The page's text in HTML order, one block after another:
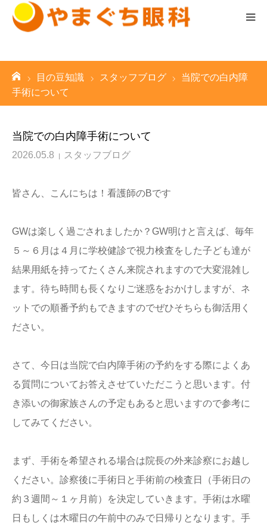
診察時間はこちら ▼
ム 目の豆知識 スタッフブログ
当院での白内障
手術について
当院での白内障手術について
2026.05.8 スタッフブログ
皆さん、こんにちは！看護師のBです
GWは楽しく過ごされましたか？GW明けと言えば、毎年
５～６月は４月に学校健診で視力検査をした子ども達が
結果用紙を持ってたくさん来院されますので大変混雑し
ます。待ち時間も長くなりご迷惑をおかけしますが、ネ
ットでの順番予約もできますのでぜひそちらも御活用く
ださい。
さて、今日は当院で白内障手術の予約をする際によくあ
る質問についてお答えさせていただこうと思います。付
き添いの御家族さんの予定もあると思いますので参考に
してみてください。
まず、手術を希望される場合は院長の外来診察にお越し
ください。診察後に手術日と手術前の検査日（手術日の
約３週間～１ヶ月前）を決定していきます。手術は水曜
日もしくは木曜日の午前中のみで日帰りとなります。手
診療案内
スタッフ紹介
院長の気まぐれブログ